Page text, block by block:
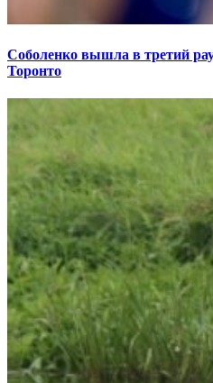
Соболенко вышла в третий
Торонто